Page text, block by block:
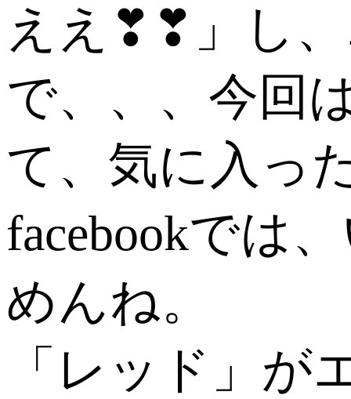
ええ❣❣」し
で、、、今回
て、気に入っ
facebookでは
めんね。
「レッド」